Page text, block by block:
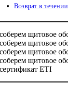
Возврат в